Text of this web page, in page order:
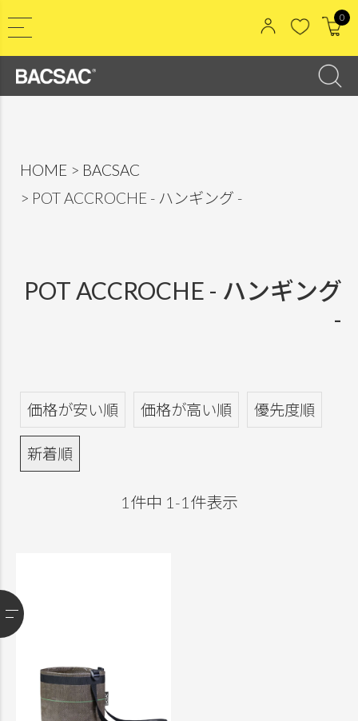
0
HOME
BACSAC
POT ACCROCHE - ハンギング -
POT ACCROCHE - ハンギング
-
価格が安い順 価格が高い順 優先度順
新着順
1 件中 1 -1 件表示